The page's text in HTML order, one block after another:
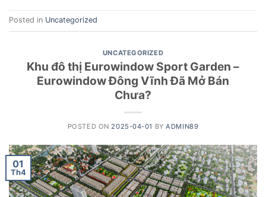
Posted in Uncategorized
UNCATEGORIZED
Khu đô thị Eurowindow Sport Garden –
Eurowindow Đông Vĩnh Đã Mở Bán
Chưa?
POSTED ON2025-04-01 BYADMIN89
01
Th4